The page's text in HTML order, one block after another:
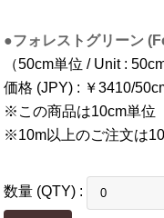
●フォレストグリーン
（50cm単位 / Unit : 50cm
価格 (JPY) : ￥3410/
※この商品は10cm単位
※10m以上のご注文は
数量 (QTY) :